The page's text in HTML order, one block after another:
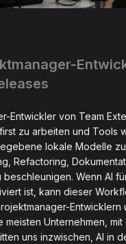
Entwickler von Team
zu arbeiten und Tools
lokale Modelle zu
Refactoring,
Wenn AI
ist, kann dieser
Entwicklern
meisten Unternehmen,
uns inzwischen, AI in